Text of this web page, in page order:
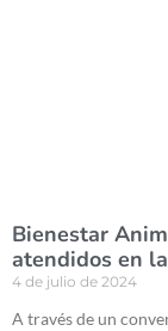
Bienestar
atendidos en
4 de julio de 2024
A través de un